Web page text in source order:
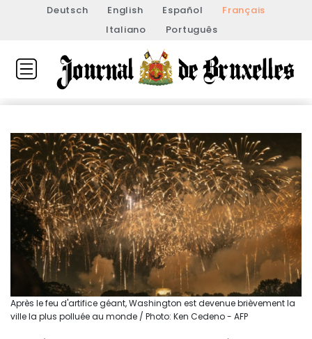
Deutsch English Español
Français
Italiano
Português
Après le feu d'artifice géant, Washington est devenue brièvement la
ville la plus polluée au monde / Photo: Ken Cedeno - AFP